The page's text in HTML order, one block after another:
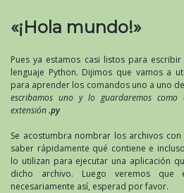
«¡Hola mundo!»
Pues ya estamos casi listos para
lenguaje Python. Dijimos que vamos a
para aprender los comandos uno a uno
escribamos uno y lo guardaremos
extensión.py
Se acostumbra nombrar los archivos
saber rápidamente qué contiene e
lo utilizan para ejecutar una aplicación
dicho archivo. Luego veremos
necesariamente así, esperad por favor.